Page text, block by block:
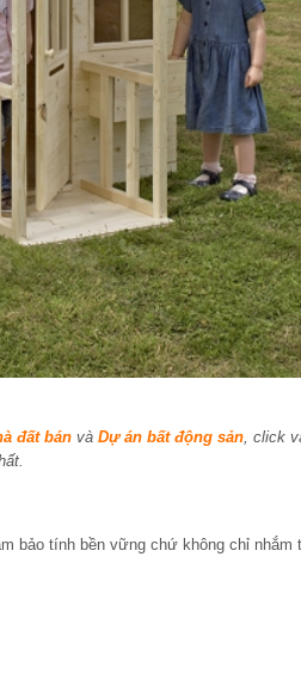
đất bán và Dự án bất động sản, click
bảo tính bền vững chứ không chỉ nhắm